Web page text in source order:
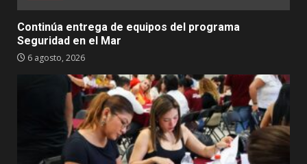
Continúa entrega de equipos del programa
Seguridad en el Mar
6 agosto, 2026